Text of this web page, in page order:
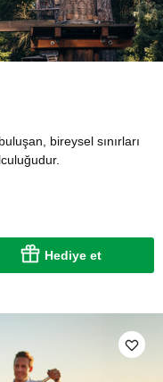
bireysel sınırları
Hediye et